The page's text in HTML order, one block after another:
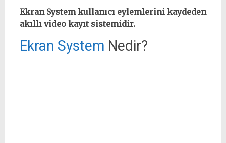
Ekran System kullanıcı eylemlerini kaydeden
akıllı video kayıt sistemidir.
Ekran System Nedir?